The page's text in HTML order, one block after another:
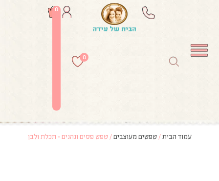
0
0
עמוד הבית/טפטים מעוצבים/ טפט פסים ונהנים – תכלת ולבן